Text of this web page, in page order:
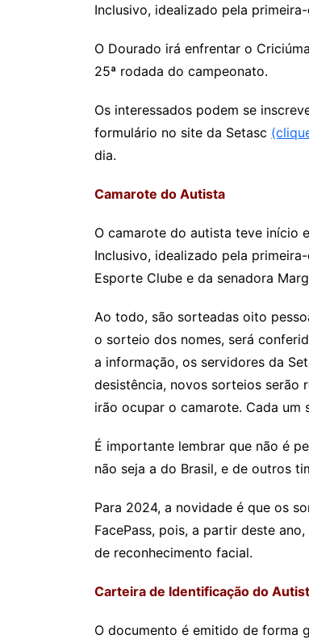
Inclusivo, idealizado pela
O Dourado irá enfrentar o
25ª rodada do campeonato.
Os interessados podem se
formulário no site da Setasc
dia.
Camarote do Autista
O camarote do autista teve início
Inclusivo, idealizado pela
Esporte Clube e da senadora
Ao todo, são sorteadas oito
o sorteio dos nomes, será
a informação, os servidores da
desistência, novos sorteios serão
irão ocupar o camarote. Cada um
É importante lembrar que não é
não seja a do Brasil, e de outros
Para 2024, a novidade é que os
FacePass, pois, a partir deste
de reconhecimento facial.
Carteira de Identificação do
O documento é emitido de forma